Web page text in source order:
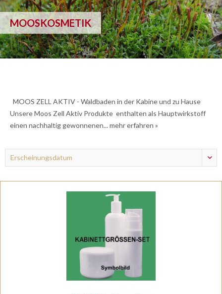
MOOSKOSMETIK
MOOS ZELL AKTIV - Waldbaden in der Kabine und zu Hause
Unsere Moos Zell Aktiv Produkte enthalten als Hauptwirkstoff
einen nachhaltig gewonnenen...mehr erfahren »